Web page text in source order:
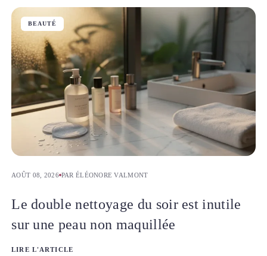
BEAUTÉ
AOÛT 08, 2026 PAR ÉLÉONORE VALMONT
Le double nettoyage du soir est inutile
sur une peau non maquillée
LIRE L'ARTICLE